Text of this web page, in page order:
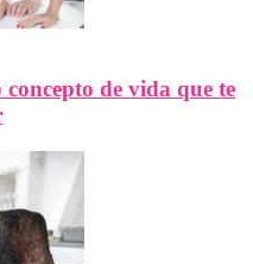
de vida que te